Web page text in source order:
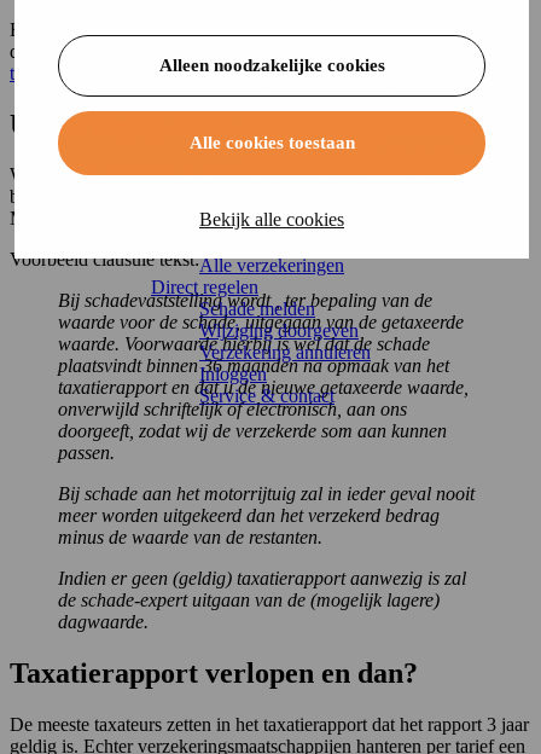
Alleen noodzakelijke cookies
Alle cookies toestaan
Bekijk alle cookies
Bootverzekering
Camperverzekering
Caravanverzekering
Chaletverzekering
Recreatiewoning
Vakantiehuis
Alle verzekeringen
Direct regelen
Schade melden
Wijziging doorgeven
Verzekering annuleren
Inloggen
Service & contact
Het is dus mogelijk dat bij een schade de dagwaarde lager ligt dan
de getaxeerde waarde. De schade expert zal in dit geval het
taxatierapport
alleen maar als leidraad hanteren.
Uitkering op basis van het taxatierapport
Wanneer de uitkering op basis van een taxatierapport is (zoals
bepaald in art. 7:960 BW) staat dit expliciet op het polisblad.
Meestal in een aparte clausule
Voorbeeld clausule tekst:
Bij schadevaststelling wordt , ter bepaling van de
waarde voor de schade, uitgegaan van de getaxeerde
waarde. Voorwaarde hierbij is wel dat de schade
plaatsvindt binnen 36 maanden na opmaak van het
taxatierapport en dat u de nieuwe getaxeerde waarde,
onverwijld schriftelijk of electronisch, aan ons
doorgeeft, zodat wij de verzekerde som aan kunnen
passen.
Bij schade aan het motorrijtuig zal in ieder geval nooit
meer worden uitgekeerd dan het verzekerd bedrag
minus de waarde van de restanten.
Indien er geen (geldig) taxatierapport aanwezig is zal
de schade-expert uitgaan van de (mogelijk lagere)
dagwaarde.
Taxatierapport verlopen en dan?
De meeste taxateurs zetten in het taxatierapport dat het rapport 3 jaar
geldig is. Echter verzekeringsmaatschappijen hanteren per tarief een